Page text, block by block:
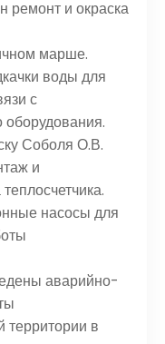
ремонт и окраска
марше.
воды для
с
оборудования.
Соболя О.В.
и
насосы для
аварийно-
территории в